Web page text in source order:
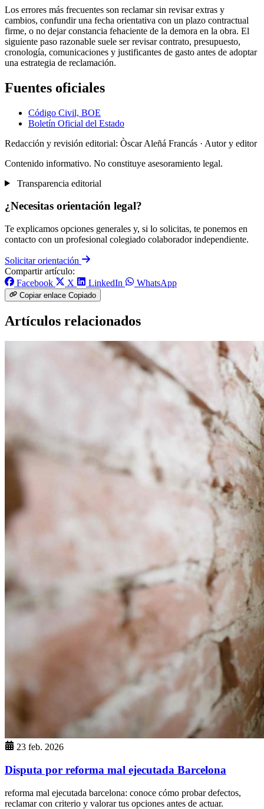
Los errores más frecuentes son reclamar sin revisar extras y
cambios, confundir una fecha orientativa con un plazo contractual
firme, o no dejar constancia fehaciente de la demora en la obra. El
siguiente paso razonable suele ser revisar contrato, presupuesto,
cronología, comunicaciones y justificantes de gasto antes de adoptar
una estrategia de reclamación.
Fuentes oficiales
Código Civil, BOE
Boletín Oficial del Estado
Redacción y revisión editorial: Òscar Aleñá Francás · Autor y editor
Contenido informativo. No constituye asesoramiento legal.
Transparencia editorial
¿Necesitas orientación legal?
Te explicamos opciones generales y, si lo solicitas, te ponemos en
contacto con un profesional colegiado colaborador independiente.
Solicitar orientación
Compartir artículo:
Facebook
X LinkedIn WhatsApp
Copiar enlace Copiado
Artículos relacionados
23 feb. 2026
Disputa por reforma mal ejecutada Barcelona
reforma mal ejecutada barcelona: conoce cómo probar defectos,
reclamar con criterio y valorar tus opciones antes de actuar.